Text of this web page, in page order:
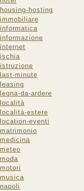
housing-hosting
immobiliare
informatica
informazione
internet
ischia
istruzione
last-minute
leasing
legna-da-ardere
località
località-estere
location-eventi
matrimonio
medicina
meteo
moda
motori
musica
napoli